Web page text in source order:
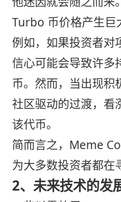
Turbo 币价格产生巨
例如，如果投资者对
信心可能会导致许多
币。然而，当出现积
社区驱动的过渡，看
该代币。
简而言之，Meme
为大多数投资者都在
2、未来技术的发